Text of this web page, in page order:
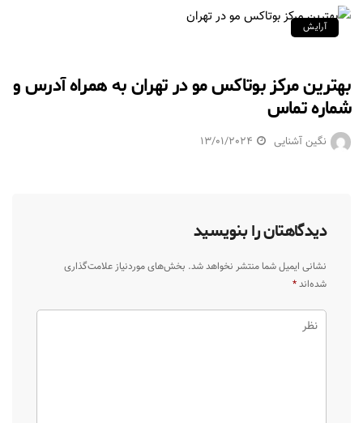
آرایش
بهترین مرکز بوتاکس مو در تهران به همراه آدرس و
شماره تماس
نگین آشنایی 13/01/2024
دیدگاهتان را بنویسید
نشانی ایمیل شما منتشر نخواهد شد. بخش‌های موردنیاز علامت‌گذاری
شده‌اند*